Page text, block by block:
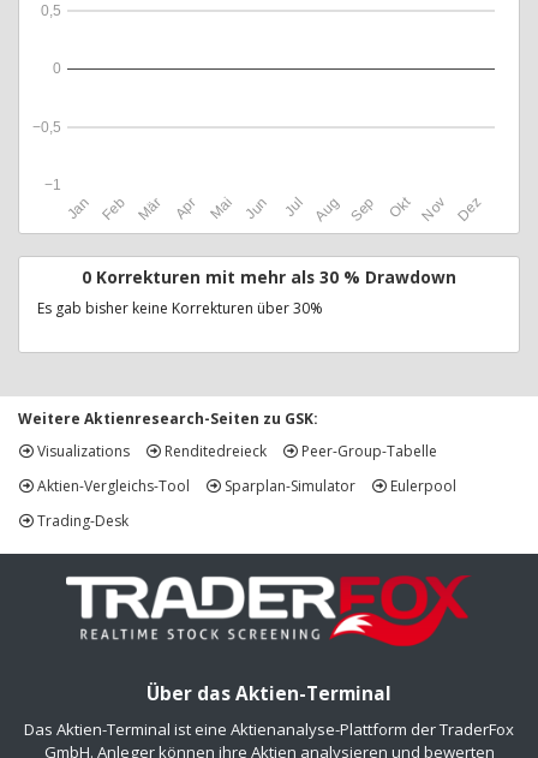
Jan Feb Mär Apr Mai Jun Jul Aug Sep Okt Nov Dez
−1
−0,5
0
0,5
0 Korrekturen mit mehr als 30 % Drawdown
Es gab bisher keine Korrekturen über 30%
Weitere Aktienresearch-Seiten zu GSK:
Visualizations
Renditedreieck
Peer-Group-Tabelle
Aktien-Vergleichs-Tool
Sparplan-Simulator
Eulerpool
Trading-Desk
Über das Aktien-Terminal
Das Aktien-Terminal ist eine Aktienanalyse-Plattform der TraderFox
GmbH. Anleger können ihre Aktien analysieren und bewerten